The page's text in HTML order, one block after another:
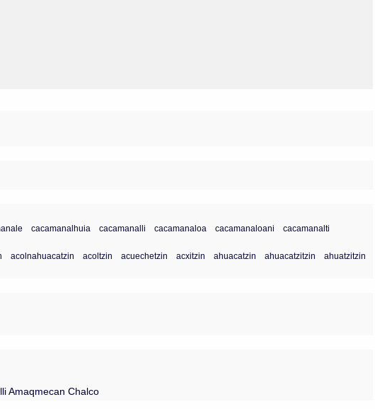
cacamanalhuia cacamanalli cacamanaloa cacamanaloani
cacamanalti
acolnahuacatzin acoltzin acuechetzin acxitzin ahuacatzin ahuacatzitzin
ahuatzitzin
Amaqmecan Chalco